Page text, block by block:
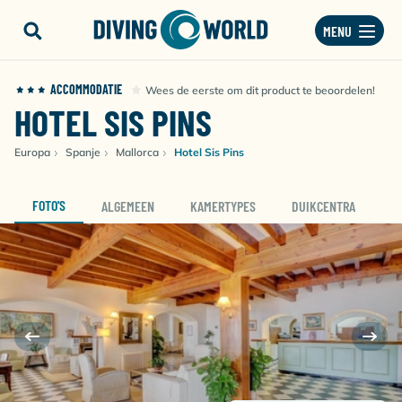
MENU
ACCOMMODATIE Wees de eerste om dit product te beoordelen!
HOTEL SIS PINS
Europa Spanje Mallorca Hotel Sis Pins
FOTO'S ALGEMEEN KAMERTYPES DUIKCENTRA